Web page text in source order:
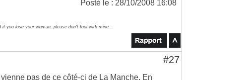
Posté le : 28/10/2008 16:08
you lose your woman, please don't fool with mine...
#27
pas de ce côté-ci de La Manche. En